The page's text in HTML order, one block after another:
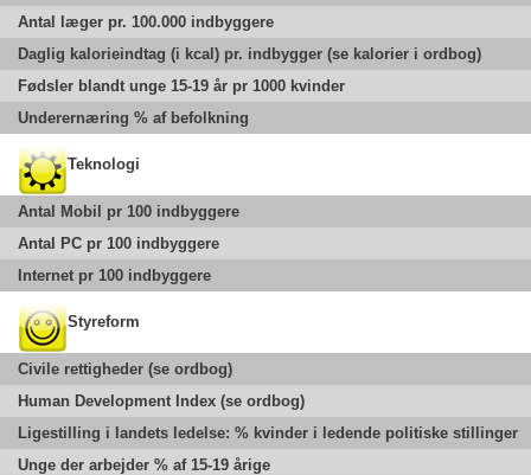
Antal læger pr. 100.000 indbyggere
Daglig kalorieindtag (i kcal) pr. indbygger (se kalorier i ordbog)
Fødsler blandt unge 15-19 år pr 1000 kvinder
Underernæring % af befolkning
Teknologi
Antal Mobil pr 100 indbyggere
Antal PC pr 100 indbyggere
Internet pr 100 indbyggere
Styreform
Civile rettigheder (se ordbog)
Human Development Index (se ordbog)
Ligestilling i landets ledelse: % kvinder i ledende politiske stillinger
Unge der arbejder % af 15-19 årige